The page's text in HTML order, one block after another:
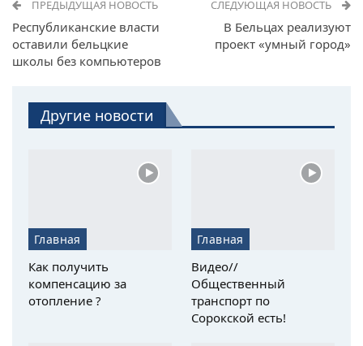
ПРЕДЫДУЩАЯ НОВОСТЬ
Республиканские власти
оставили бельцкие
школы без компьютеров
СЛЕДУЮЩАЯ НОВОСТЬ
В Бельцах реализуют
проект «умный город»
Другие новости
Главная
Как получить
компенсацию за
отопление ?
Главная
Видео//
Общественный
транспорт по
Сорокской есть!